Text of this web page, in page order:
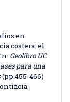
en
costera: el
Geolibro UC
para una
(pp.455-466)